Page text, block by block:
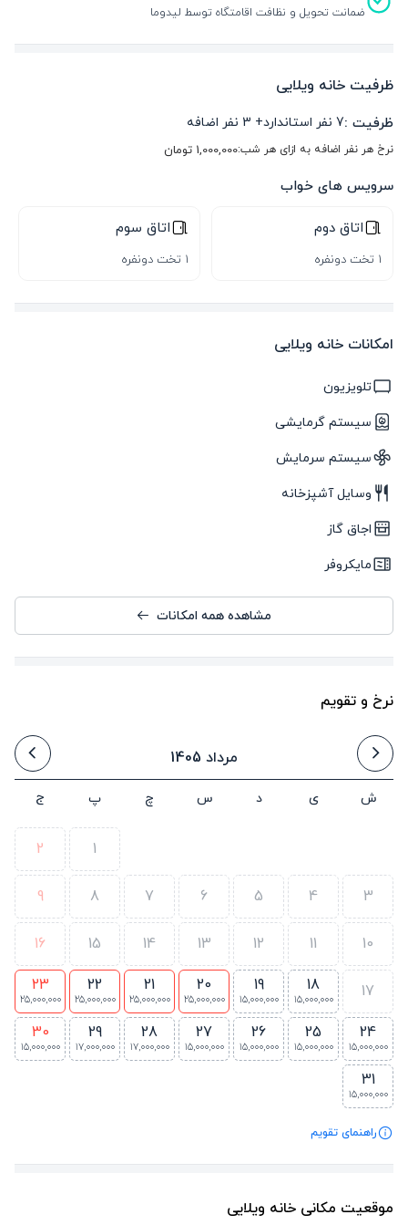
ضمانت تحویل و نظافت اقامتگاه توسط لیدوما
ظرفیت خانه ویلایی
ظرفیت :7 نفر استاندارد+
3 نفر اضافه
نرخ هر نفر اضافه به ازای هر شب:1,000,000 تومان
سرویس های خواب
اتاق دوم
1 تخت دونفره
اتاق سوم
1 تخت دونفره
امکانات خانه ویلایی
تلویزیون
سیستم گرمایشی
سیستم سرمایش
وسایل آشپزخانه
اجاق گاز
مایکروفر
مشاهده همه امکانات
نرخ و تقویم
مرداد 1405
ش ی د س چ پ ج
1
2
3
4
5
6
7
8
9
10
11
12
13
14
15
16
17
18
15,000,000
19
15,000,000
20
25,000,000
21
25,000,000
22
25,000,000
23
25,000,000
24
15,000,000
25
15,000,000
26
15,000,000
27
15,000,000
28
17,000,000
29
17,000,000
30
15,000,000
31
15,000,000
راهنمای تقویم
موقعیت مکانی خانه ویلایی